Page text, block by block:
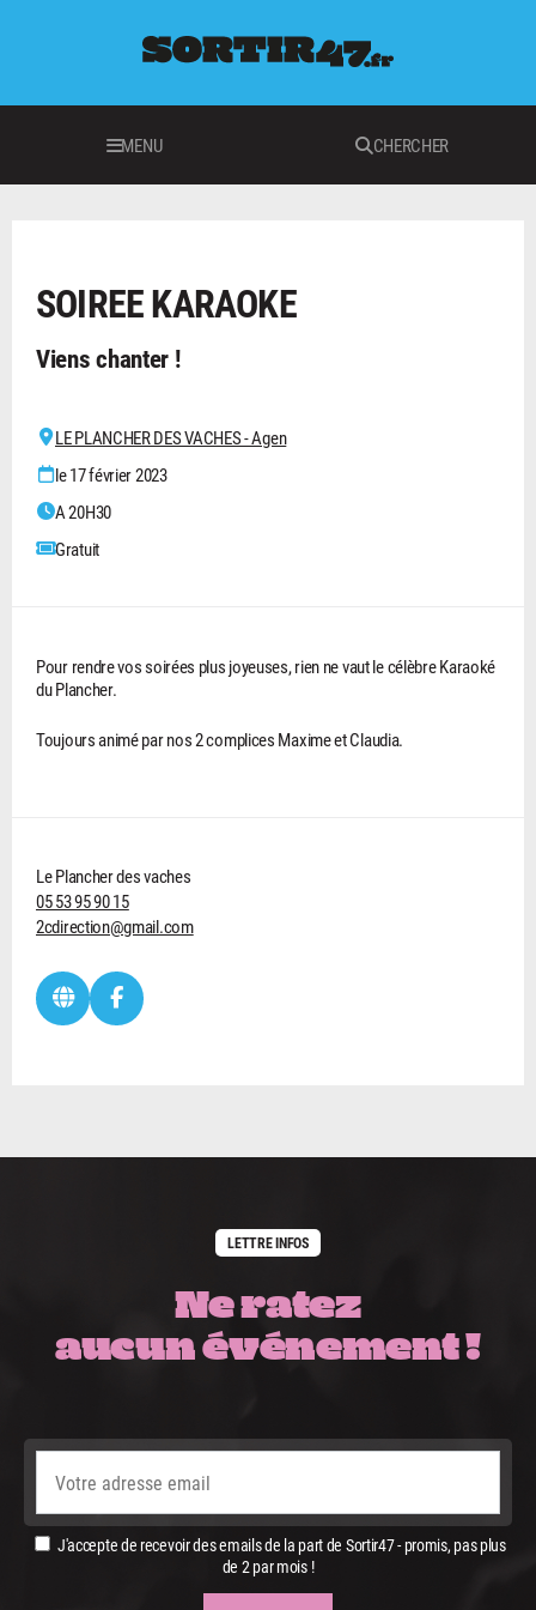
MENU CHERCHER
SOIREE KARAOKE
Viens chanter !
LE PLANCHER DES VACHES - Agen
le 17 février 2023
A 20H30
Gratuit
Pour rendre vos soirées plus joyeuses, rien ne vaut le célèbre Karaoké
du Plancher.
Toujours animé par nos 2 complices Maxime et Claudia.
Le Plancher des vaches
05 53 95 90 15
2cdirection@gmail.com
LETTRE INFOS
Ne ratez
aucun événement !
J'accepte de recevoir des emails de la part de Sortir47 - promis, pas plus
de 2 par mois !